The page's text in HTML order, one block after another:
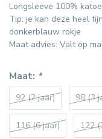
Longsleeve 100%
Tip: je kan deze heel
donkerblauw rokje
Maat advies: Valt op
Maat: *
92 (2 jaar) 98 (3
116 (6 jaar) 122